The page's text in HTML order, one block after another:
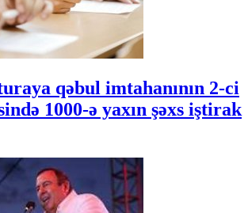
qəbul imtahanının 2-ci
1000-ə yaxın şəxs iştirak